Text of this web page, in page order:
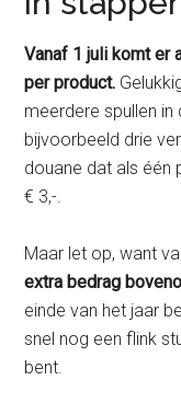
Vanaf 1 juli komt er
per product.
meerdere spullen
bijvoorbeeld drie
douane dat als één
€ 3,-.
Maar let op, want
extra bedrag
einde van het jaar
snel nog een flink
bent.